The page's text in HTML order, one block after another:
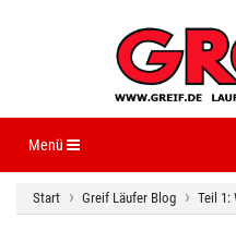
Menü Navigation ein-/ausblenden
Start Greif Läufer Blog Teil 1: